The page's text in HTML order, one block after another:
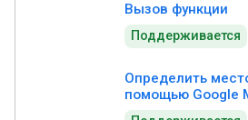
Вызов функции
Поддерживается
Определить
помощью Google